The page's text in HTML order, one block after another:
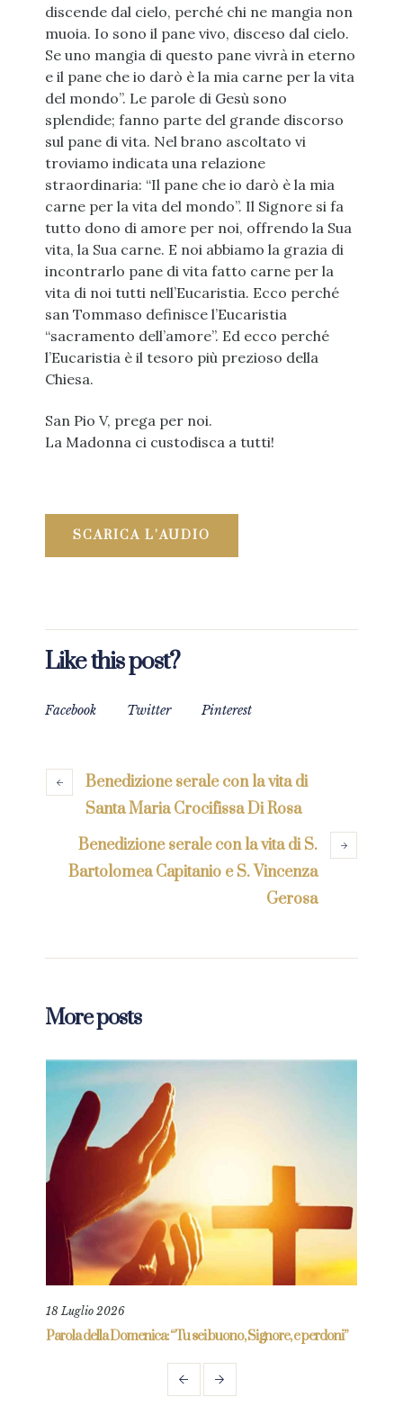
discende dal cielo, perché chi ne mangia non
muoia. Io sono il pane vivo, disceso dal cielo.
Se uno mangia di questo pane vivrà in eterno
e il pane che io darò è la mia carne per la vita
del mondo”. Le parole di Gesù sono
splendide; fanno parte del grande discorso
sul pane di vita. Nel brano ascoltato vi
troviamo indicata una relazione
straordinaria: “Il pane che io darò è la mia
carne per la vita del mondo”. Il Signore si fa
tutto dono di amore per noi, offrendo la Sua
vita, la Sua carne. E noi abbiamo la grazia di
incontrarlo pane di vita fatto carne per la
vita di noi tutti nell’Eucaristia. Ecco perché
san Tommaso definisce l’Eucaristia
“sacramento dell’amore”. Ed ecco perché
l’Eucaristia è il tesoro più prezioso della
Chiesa.
San Pio V, prega per noi.
La Madonna ci custodisca a tutti!
SCARICA L’AUDIO
Like this post?
Facebook Twitter Pinterest
Benedizione serale con la vita di
Santa Maria Crocifissa Di Rosa
Benedizione serale con la vita di S.
Bartolomea Capitanio e S. Vincenza
Gerosa
More posts
18 Luglio 2026
Parola della Domenica: “Tu sei buono, Signore, e perdoni”